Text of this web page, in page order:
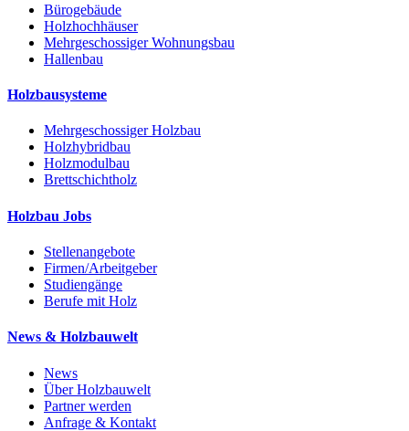
Bürogebäude
Holzhochhäuser
Mehrgeschossiger Wohnungsbau
Hallenbau
Holzbausysteme
Mehrgeschossiger Holzbau
Holzhybridbau
Holzmodulbau
Brettschichtholz
Holzbau Jobs
Stellenangebote
Firmen/Arbeitgeber
Studiengänge
Berufe mit Holz
News & Holzbauwelt
News
Über Holzbauwelt
Partner werden
Anfrage & Kontakt